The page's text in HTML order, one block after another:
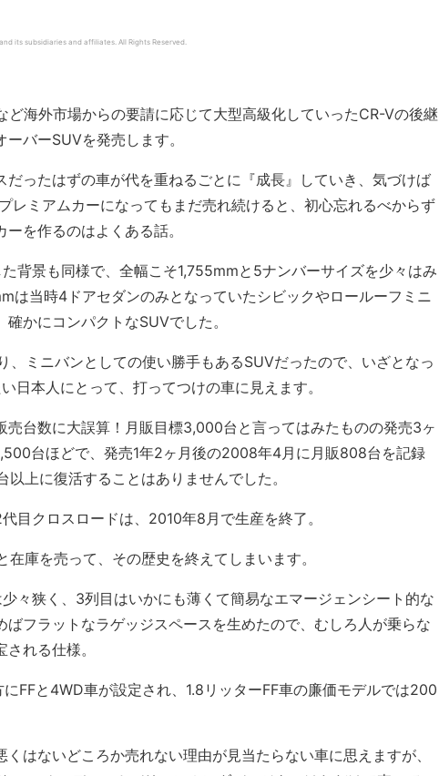
its subsidiaries and affiliates. All Rights Reserved.
海外市場からの要請に応じて大型高級化していったCR-Vの後継
バーSUVを発売します。
だったはずの車が代を重ねるごとに『成長』していき、気づけば
レミアムカーになってもまだ売れ続けると、初心忘れるべからず
を作るのはよくある話。
背景も同様で、全幅こそ1,755mmと5ナンバーサイズを少々はみ
は当時4ドアセダンのみとなっていたシビックやロールーフミニ
かにコンパクトなSUVでした。
、ミニバンとしての使い勝手もあるSUVだったので、いざとなっ
日本人にとって、打ってつけの車に見えます。
売台数に大誤算！月販目標3,000台と言ってはみたものの発売3ヶ
台ほどで、発売1年2ヶ月後の2008年4月に月販808台を記録
上に復活することはありませんでした。
目クロスロードは、2010年8月で生産を終了。
在庫を売って、その歴史を終えてしまいます。
々狭く、3列目はいかにも薄くて簡易なエマージェンシート的な
ばフラットなラゲッジスペースを生めたので、むしろ人が乗らな
れる仕様。
FFと4WD車が設定され、1.8リッターFF車の廉価モデルでは200
はないどころか売れない理由が見当たらない車に思えますが、